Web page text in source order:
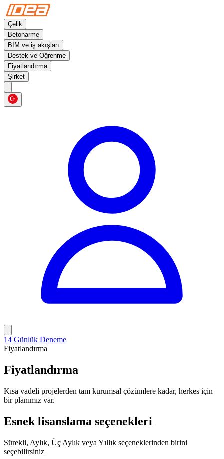
Çelik
Betonarme
BIM ve iş akışları
Destek ve Öğrenme
Fiyatlandırma
Şirket
14 Günlük Deneme
Fiyatlandırma
Fiyatlandırma
Kısa vadeli projelerden tam kurumsal çözümlere kadar, herkes için
bir planımız var.
Esnek lisanslama seçenekleri
Sürekli, Aylık, Üç Aylık veya Yıllık seçeneklerinden birini
seçebilirsiniz